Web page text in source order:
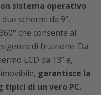
sistema operativo
schermi da 9’’,
che consente al
di fruizione. Da
LCD da 13’’ e,
garantisce la
di un vero PC.